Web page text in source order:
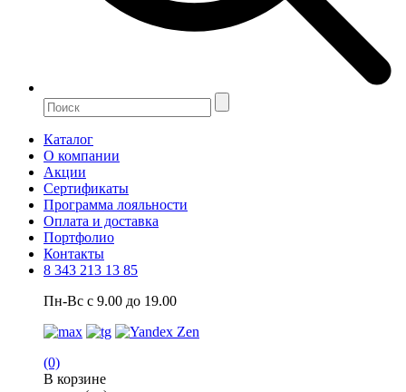
Каталог
О компании
Акции
Сертификаты
Программа лояльности
Оплата и доставка
Портфолио
Контакты
8 343 213 13 85
Пн-Вс с 9.00 до 19.00
(0)
В корзине